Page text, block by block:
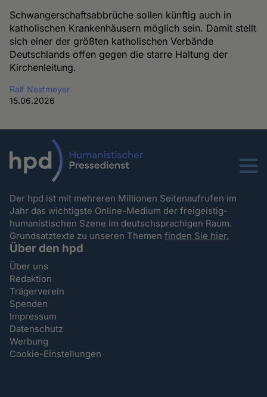
Schwangerschaftsabbrüche sollen künftig auch in
katholischen Krankenhäusern möglich sein. Damit stellt
sich einer der größten katholischen Verbände
Deutschlands offen gegen die starre Haltung der
Kirchenleitung.
Ralf Nestmeyer
15.06.2026
Menu
Der hpd ist mit mehreren Millionen Seitenaufrufen im
Jahr das wichtigste Online-Medium der freigeistig-
humanistischen Szene im deutschsprachigen Raum.
Grundsatztexte zu unseren Themenfinden Sie hier.
Über den hpd
Über uns
Redaktion
Trägerverein
Spenden
Impressum
Datenschutz
Werbung
Cookie-Einstellungen